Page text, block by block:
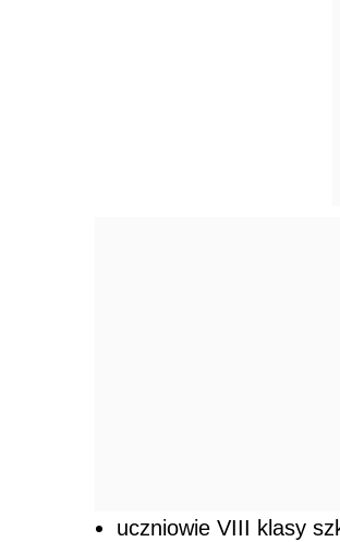
uczniowie VIII klasy